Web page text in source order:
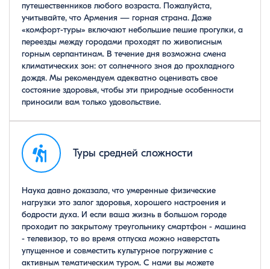
путешественников любого возраста. Пожалуйста,
учитывайте, что Армения — горная страна. Даже
«комфорт-туры» включают небольшие пешие прогулки, а
переезды между городами проходят по живописным
горным серпантинам. В течение дня возможна смена
климатических зон: от солнечного зноя до прохладного
дождя. Мы рекомендуем адекватно оценивать свое
состояние здоровья, чтобы эти природные особенности
приносили вам только удовольствие.
Туры средней сложности
Наука давно доказала, что умеренные физические
нагрузки это залог здоровья, хорошего настроения и
бодрости духа. И если ваша жизнь в большом городе
проходит по закрытому треугольнику смартфон - машина
- телевизор, то во время отпуска можно наверстать
упущенное и совместить культурное погружение с
активным тематическим туром. С нами вы можете